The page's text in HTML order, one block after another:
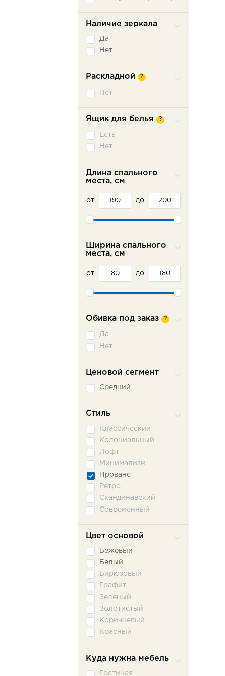
Наличие зеркала
Да
Нет
Раскладной ?
Нет
Ящик для белья ?
Есть
Нет
Длина спального
места, см
от до
Ширина спального
места, см
от до
Обивка под заказ ?
Да
Нет
Ценовой сегмент
Средний
Стиль
Классический
Колониальный
Лофт
Минимализм
Прованс
Ретро
Скандинавский
Современный
Цвет основой
Бежевый
Белый
Бирюзовый
Графит
Зеленый
Золотистый
Коричневый
Красный
Куда нужна мебель
Гостиная